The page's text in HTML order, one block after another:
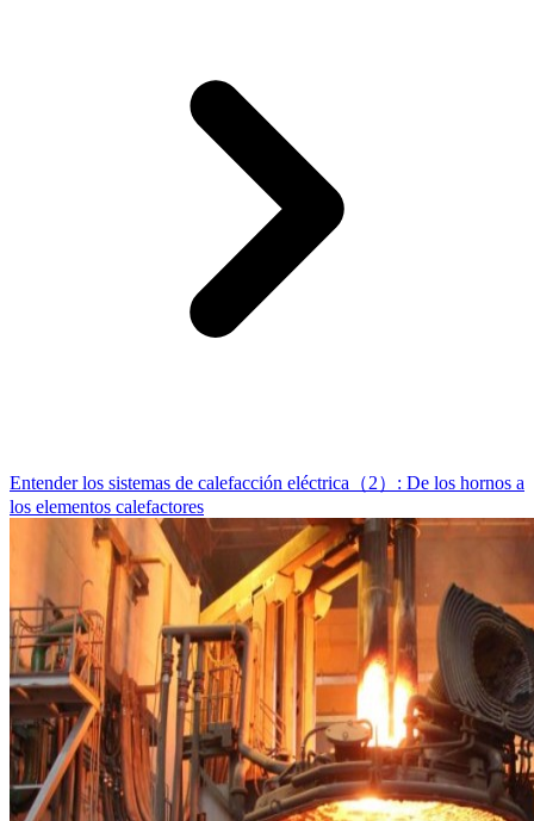
Entender los sistemas de calefacción eléctrica（2）: De los hornos a
los elementos calefactores